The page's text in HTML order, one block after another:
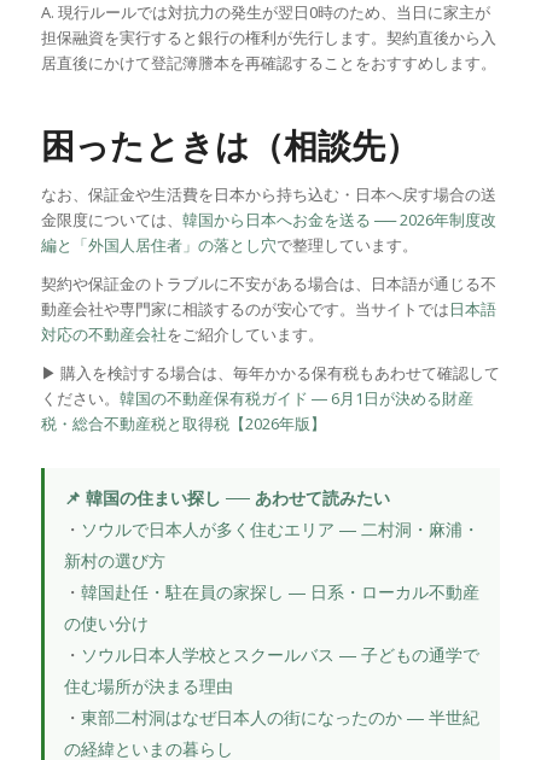
A. 現行ルールでは対抗力の発生が翌日0時のため、当日に家主が
担保融資を実行すると銀行の権利が先行します。契約直後から入
居直後にかけて登記簿謄本を再確認することをおすすめします。
困ったときは（相談先）
なお、保証金や生活費を日本から持ち込む・日本へ戻す場合の送
金限度については、 韓国から日本へお金を送る ── 2026年制度改
編と「外国人居住者」の落とし穴で整理しています。
契約や保証金のトラブルに不安がある場合は、日本語が通じる不
動産会社や専門家に相談するのが安心です。当サイトでは日本語
対応の不動産会社をご紹介しています。
▶ 購入を検討する場合は、毎年かかる保有税もあわせて確認して
ください。 韓国の不動産保有税ガイド ― 6月1日が決める財産
税・総合不動産税と取得税【2026年版】
📌 韓国の住まい探し ── あわせて読みたい
・ ソウルで日本人が多く住むエリア ― 二村洞・麻浦・
新村の選び方
・ 韓国赴任・駐在員の家探し ― 日系・ローカル不動産
の使い分け
・ ソウル日本人学校とスクールバス ― 子どもの通学で
住む場所が決まる理由
・ 東部二村洞はなぜ日本人の街になったのか ― 半世紀
の経緯といまの暮らし